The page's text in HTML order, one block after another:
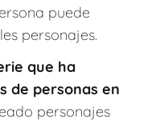
puede
personajes.
que ha
de personas en
personajes